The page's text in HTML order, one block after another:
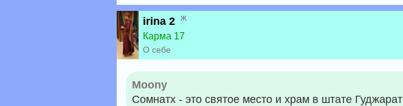
irina 2 ж
Карма 17
О себе
Moony
Сомнатх - это святое место и храм в штате Гуджарат